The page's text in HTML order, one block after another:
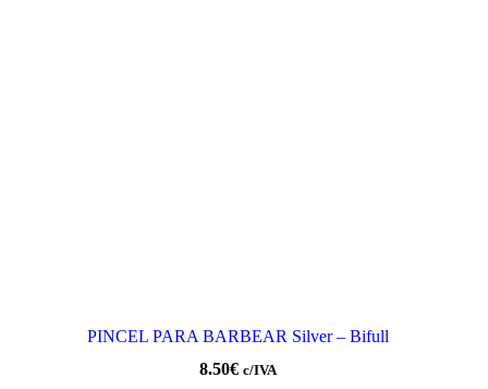
PINCEL PARA BARBEAR Silver – Bifull
8.50€ c/IVA